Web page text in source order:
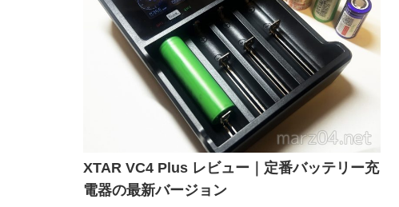
XTAR VC4 Plus レビュー｜定番バッテリー充
電器の最新バージョン